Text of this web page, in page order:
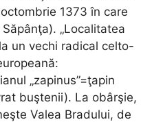
1373 în care
„Localitatea
un vechi radical celto-
„zapinus”=ţapin
buştenii). La obârşie,
Valea Bradului, de